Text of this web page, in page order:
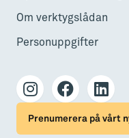
Om verktygslådan
Personuppgifter
Prenumerera på vårt